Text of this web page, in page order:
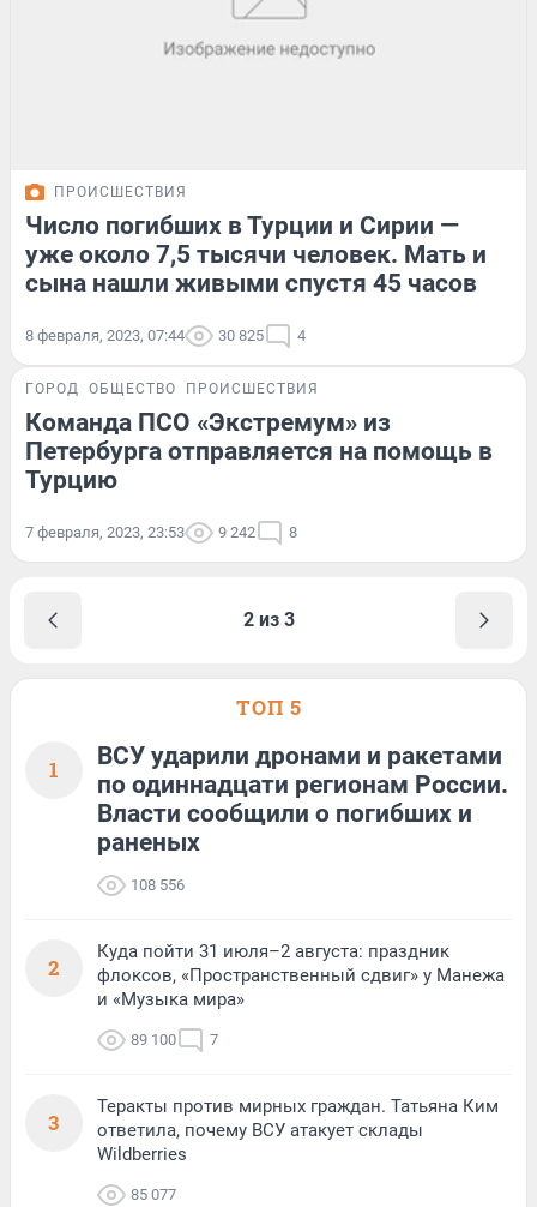
ПРОИСШЕСТВИЯ
Число погибших в Турции и Сирии —
уже около 7,5 тысячи человек. Мать и
сына нашли живыми спустя 45 часов
8 февраля, 2023, 07:44 30 825 4
ГОРОД ОБЩЕСТВО ПРОИСШЕСТВИЯ
Команда ПСО «Экстремум» из
Петербурга отправляется на помощь в
Турцию
7 февраля, 2023, 23:53 9 242 8
2 из 3
ТОП 5
1
ВСУ ударили дронами и ракетами
по одиннадцати регионам России.
Власти сообщили о погибших и
раненых
108 556
2
Куда пойти 31 июля–2 августа: праздник
флоксов, «Пространственный сдвиг» у Манежа
и «Музыка мира»
89 100 7
3
Теракты против мирных граждан. Татьяна Ким
ответила, почему ВСУ атакует склады
Wildberries
85 077